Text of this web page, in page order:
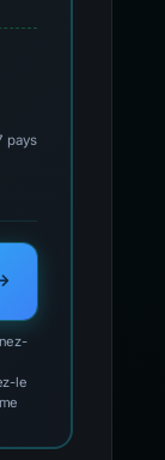
contacts
pays
le